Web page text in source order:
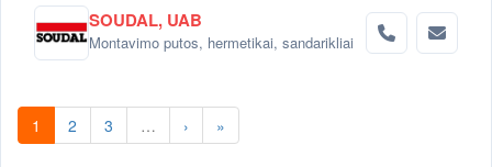
SOUDAL, UAB
Montavimo putos, hermetikai, sandarikliai
1 2 3 … › »